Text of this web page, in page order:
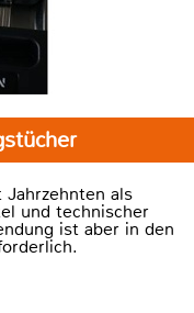
als
und technischer
ist aber in den